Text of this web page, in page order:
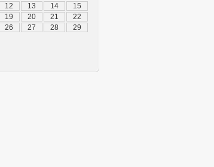
12 13 14
15
19 20 21
22
26 27 28
29